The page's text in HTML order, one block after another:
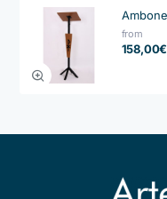
Ambone
from
158,00€